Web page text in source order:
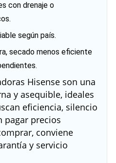
con drenaje o
según país.
secado menos eficiente
Hisense son una
y asequible, ideales
eficiencia, silencio
pagar precios
conviene
y servicio